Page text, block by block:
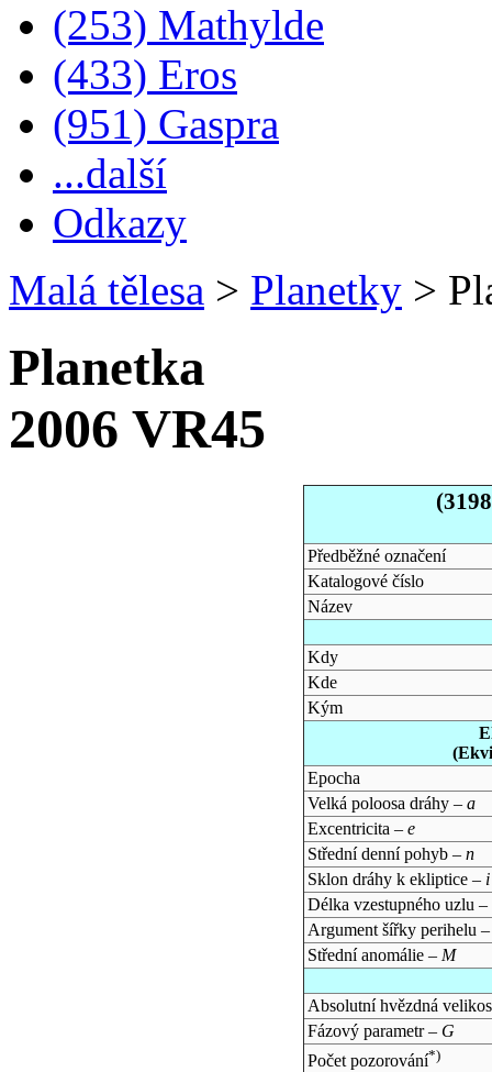
(253) Mathylde
(433) Eros
(951) Gaspra
...další
Odkazy
Malá tělesa > Planetky >
Planetka
2006 VR45
Předběžné označení
Katalogové číslo
Název
Kdy
Kde
Kým
Epocha
Velká poloosa dráhy – a
Excentricita – e
Střední denní pohyb – n
Sklon dráhy k ekliptice – i
Délka vzestupného uzlu –
Argument šířky perihelu
Střední anomálie – M
Absolutní hvězdná
Fázový parametr – G
Počet pozorování*)